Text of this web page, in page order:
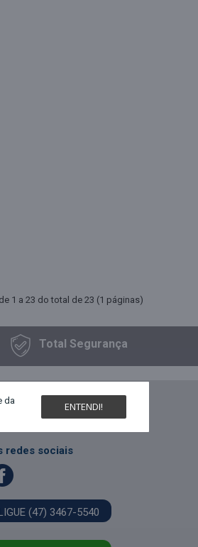
1 a 23 do total de 23 (1 páginas)
Total Segurança
da
ENTENDI!
redes sociais
(47) 3467-5540